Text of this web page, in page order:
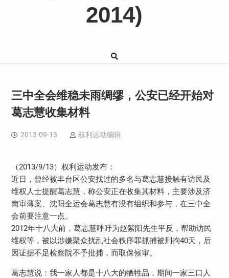
2014)
三中全会维稳未雨绸缪，公安已经开始对
葛志慧收集材料
2013-09-13 权利运动编辑
（2013/9/13）权利运动发布：
近日，曾经被丰台区公安找过的多名与葛志慧接触有访民及
维权人士提醒葛志慧，称公安正在收集其材料，主要涉及济
南审薄案、沈阳全运会葛志慧有没有组织和参与，在三中全
会前要注意一点。
2012年十八大前，葛志慧呼吁为赵紫阳先生平反，帮助访民
维权等，被以涉嫌聚众扰乱社会秩序罪抓捕被刑拘40天，后
因证据不足检察院不予批捕，而取保候审。
葛志慧说：我一家人都是十八大的牺牲品，期间一家三口人